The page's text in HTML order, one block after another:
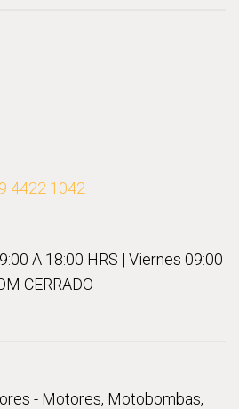
4422 1042
A 18:00 HRS | Viernes 09:00
CERRADO
- Motores, Motobombas,